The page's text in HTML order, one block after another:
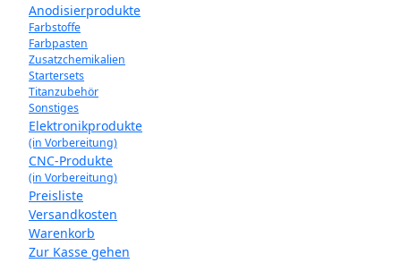
Anodisierprodukte
Farbstoffe
Farbpasten
Zusatzchemikalien
Startersets
Titanzubehör
Sonstiges
Elektronikprodukte
(in Vorbereitung)
CNC-Produkte
(in Vorbereitung)
Preisliste
Versandkosten
Warenkorb
Zur Kasse gehen